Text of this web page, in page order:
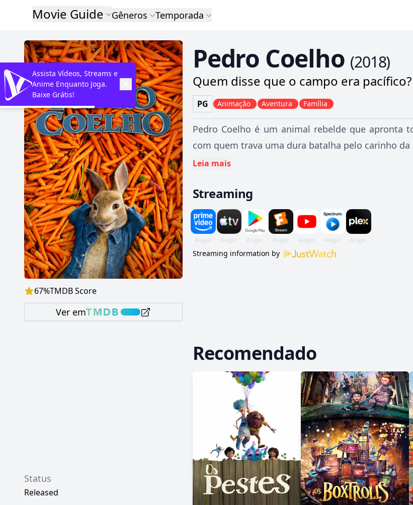
Movie Guide Gêneros Temporada
67%TMDB Score
Ver em
Pedro Coelho (2018)
Quem disse que o campo era pacífico?
PG Animação Aventura Família
Pedro Coelho é um animal rebelde que apronta
com quem trava uma dura batalha pelo carinho
Leia mais
Streaming
Streaming information by
Status
Released
Recomendado
Assista Vídeos, Streams e
Anime Enquanto Joga.
Baixe Grátis!